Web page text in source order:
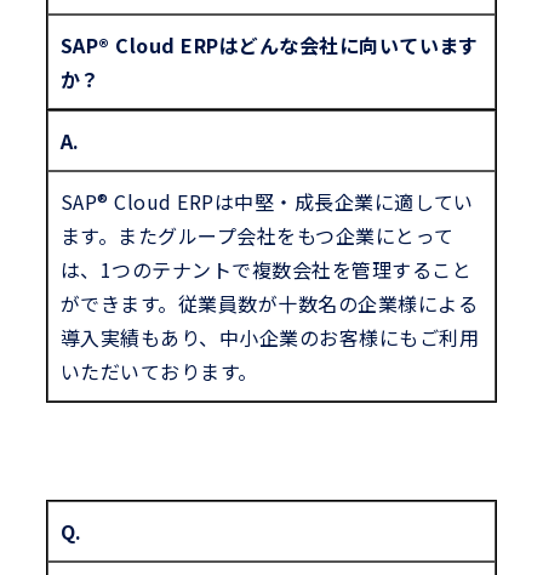
SAP® Cloud ERPはどんな会社に向いています
か？
A.
SAP® Cloud ERPは中堅・成長企業に適してい
ます。またグループ会社をもつ企業にとって
は、1つのテナントで複数会社を管理すること
ができます。従業員数が十数名の企業様による
導入実績もあり、中小企業のお客様にもご利用
いただいております。
Q.